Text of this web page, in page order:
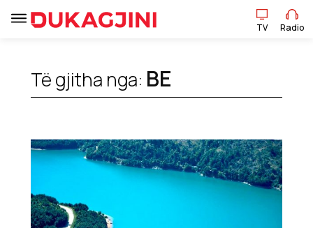
Lajme
Pikëpamje
TV Radio
Të gjitha nga: BE